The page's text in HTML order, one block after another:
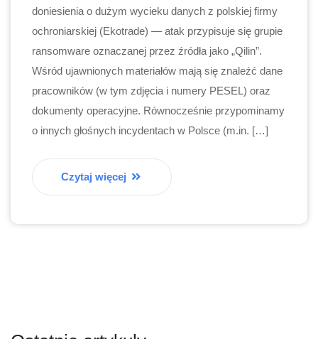
doniesienia o dużym wycieku danych z polskiej firmy
ochroniarskiej (Ekotrade) — atak przypisuje się grupie
ransomware oznaczanej przez źródła jako „Qilin”.
Wśród ujawnionych materiałów mają się znaleźć dane
pracowników (w tym zdjęcia i numery PESEL) oraz
dokumenty operacyjne. Równocześnie przypominamy
o innych głośnych incydentach w Polsce (m.in. […]
Czytaj więcej